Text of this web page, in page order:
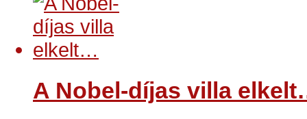
A Nobel-díjas villa